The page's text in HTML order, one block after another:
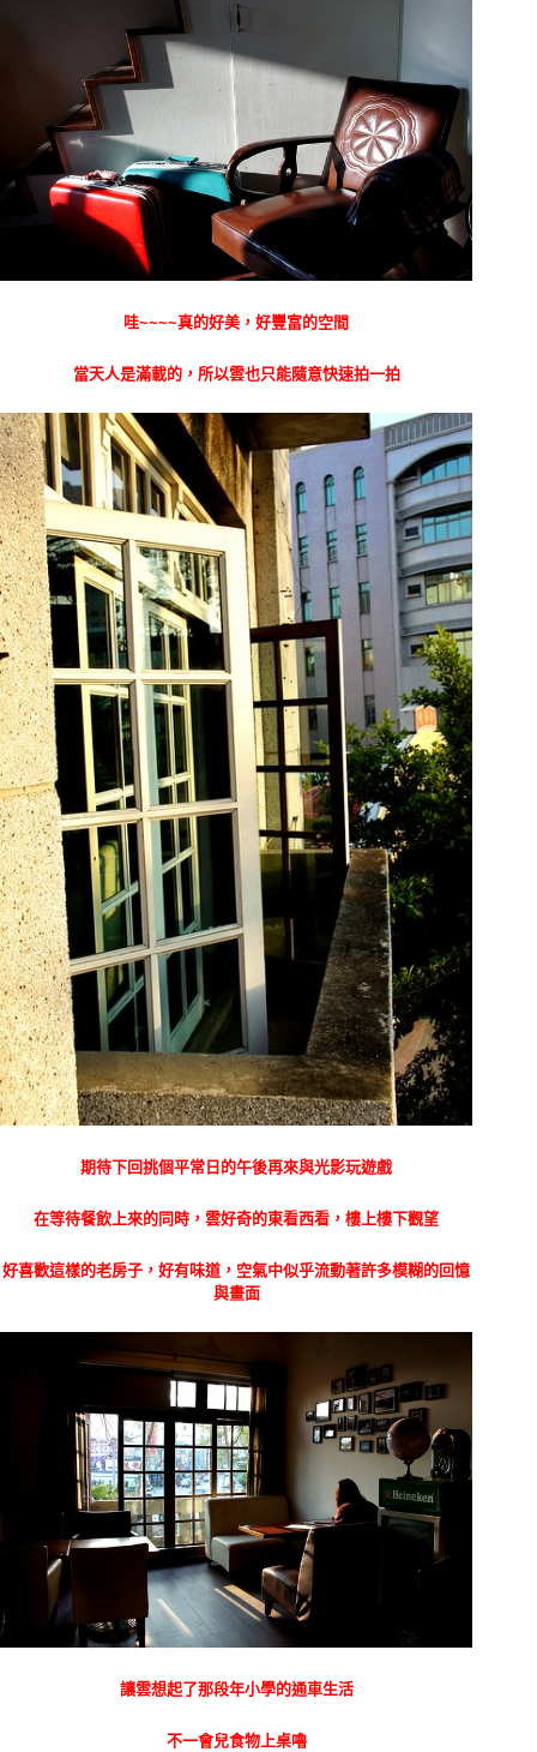
哇~~~~真的好美，好豐富的空間
當天人是滿載的，所以雲也只能隨意快速拍一拍
期待下回挑個平常日的午後再來與光影玩遊戲
在等待餐飲上來的同時，雲好奇的東看西看，樓上樓下觀望
好喜歡這樣的老房子，好有味道，空氣中似乎流動著許多模糊的回憶
與畫面
讓雲想起了那段年小學的通車生活
不一會兒食物上桌嚕